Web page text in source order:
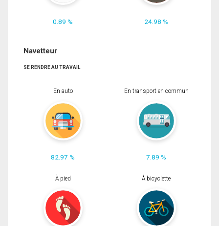
0.89 % 24.98 %
Navetteur
SE RENDRE AU TRAVAIL
En auto
82.97 %
En transport en commun
7.89 %
À pied À bicyclette